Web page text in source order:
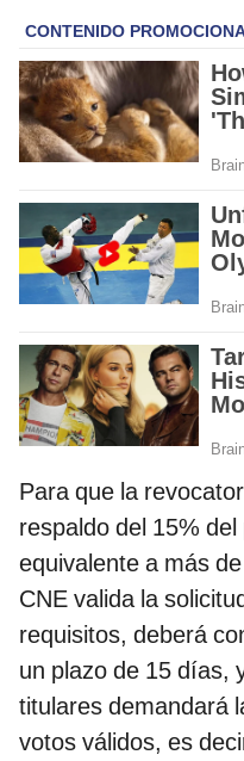
Para que la
respaldo del 15%
equivalente a más
CNE valida la
requisitos, deberá
un plazo de 15 días,
titulares demandará
votos válidos, es